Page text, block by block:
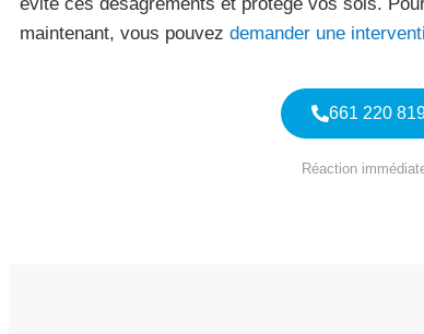
maintenant, vous pouvez demander une
661 220
Réaction